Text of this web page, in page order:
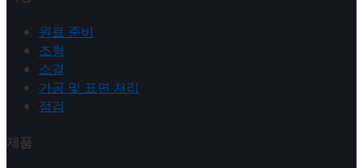
원료 준비
조형
소결
가공 및 표면 처리
점검
제품